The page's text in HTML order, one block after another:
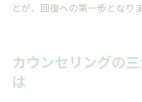
とが、回復への第一歩となりま
カウンセリングの
は